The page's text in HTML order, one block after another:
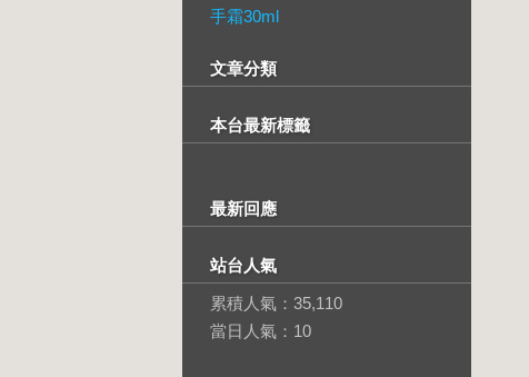
手霜30ml
文章分類
本台最新標籤
最新回應
站台人氣
累積人氣： 35,110
當日人氣： 10